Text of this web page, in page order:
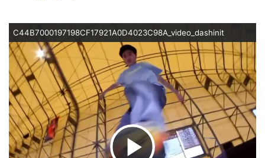
C44B7000197198CF17921A0D4023C98A_video_dashinit
ビ